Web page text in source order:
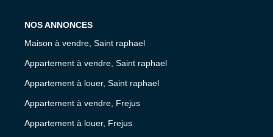
NOS ANNONCES
Maison à vendre, Saint raphael
Appartement à vendre, Saint raphael
Appartement à louer, Saint raphael
Appartement à vendre, Frejus
Appartement à louer, Frejus